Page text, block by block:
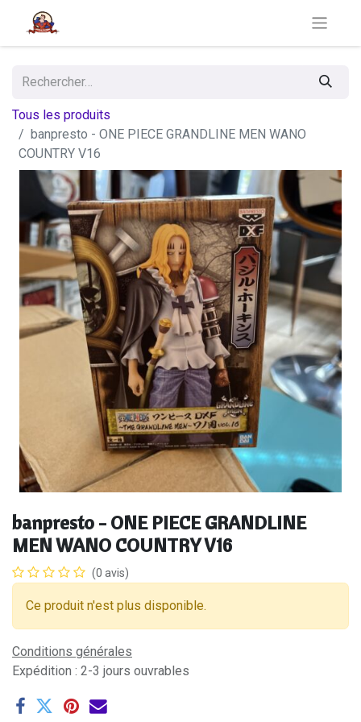
Tous les produits
banpresto - ONE PIECE GRANDLINE MEN WANO
COUNTRY V16
banpresto - ONE PIECE GRANDLINE
MEN WANO COUNTRY V16
(0 avis)
Ce produit n'est plus disponible.
Conditions générales
Expédition : 2-3 jours ouvrables